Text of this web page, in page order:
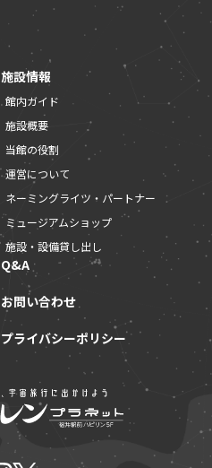
施設情報
館内ガイド
施設概要
当館の役割
運営について
ネーミングライツ・パートナー
ミュージアムショップ
施設・設備貸し出し
Q&A
お問い合わせ
プライバシーポリシー